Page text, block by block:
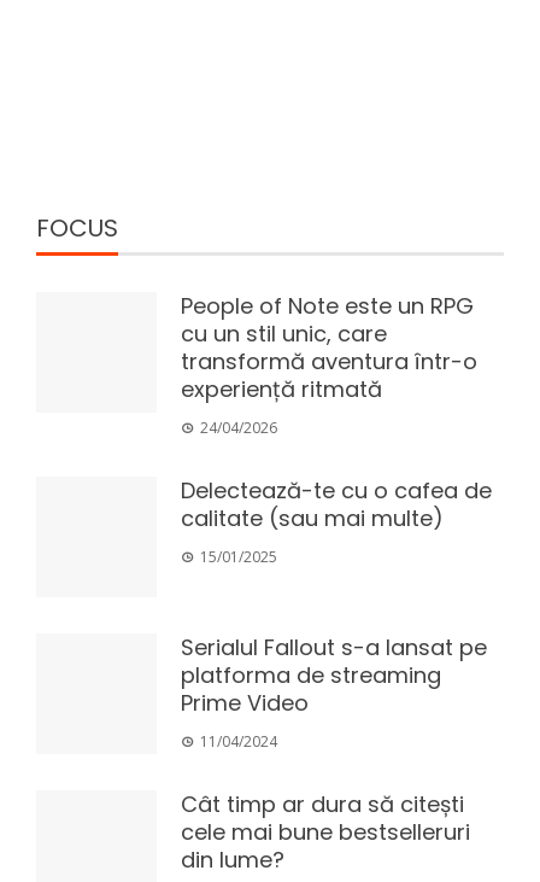
FOCUS
People of Note este un RPG
cu un stil unic, care
transformă aventura într-o
experiență ritmată
24/04/2026
Delectează-te cu o cafea de
calitate (sau mai multe)
15/01/2025
Serialul Fallout s-a lansat pe
platforma de streaming
Prime Video
11/04/2024
Cât timp ar dura să citești
cele mai bune bestselleruri
din lume?